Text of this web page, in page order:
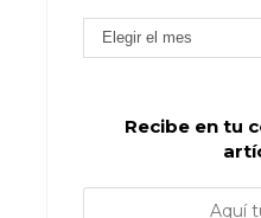
Archivos
Elegir el mes
Recibe en tu